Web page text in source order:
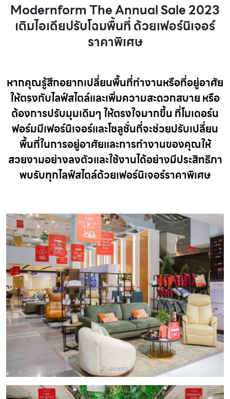
Modernform The Annual Sale 2023
เติมไอเดียปรับโฉมพื้นที่ ด้วยเฟอร์นิเจอร์
ราคาพิเศษ
หากคุณรู้สึกอยากเปลี่ยนพื้นที่ทำงานหรือที่อยู่อาศัย
ให้ตรงกับไลฟ์สไตล์และเพิ่มความสะดวกสบาย หรือ
ต้องการปรับมุมเดิมๆ ให้ตรงใจมากขึ้น ที่โมเดอร์น
ฟอร์มมีเฟอร์นิเจอร์และโซลูชั่นที่จะช่วยปรับเปลี่ยน
พื้นที่ในการอยู่อาศัยและการทำงานของคุณให้
สวยงามอย่างลงตัวและใช้งานได้อย่างมีประสิทธิภา
พบรับทุกไลฟ์สไตล์ด้วยเฟอร์นิเจอร์ราคาพิเศษ